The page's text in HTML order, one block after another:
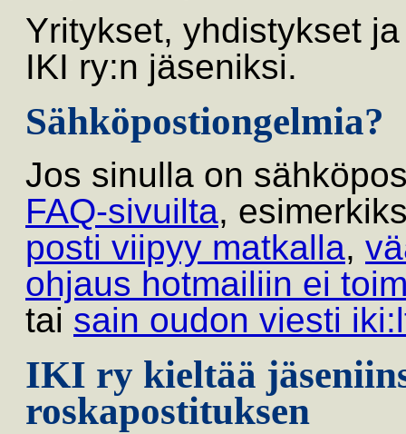
Yritykset, yhdistykset
IKI ry:n jäseniksi.
Sähköpostiongelmia?
Jos sinulla on
FAQ-sivuilta,
posti viipyy matkalla,
ohjaus hotmailiin ei
tai sain oudon viesti
IKI ry kieltää
roskapostituksen